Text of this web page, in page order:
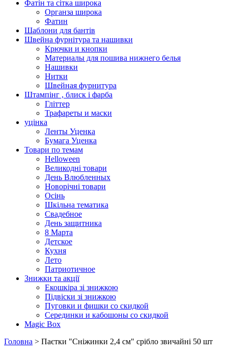
Фатін та сітка широка
Органза широка
Фатин
Шаблони для бантів
Швейна фурнітура та нашивки
Крючки и кнопки
Материалы для пошива нижнего белья
Нашивки
Нитки
Швейная фурнитура
Штампінг , блиск і фарба
Гліттер
Трафареты и маски
уцінка
Ленты Уценка
Бумага Уценка
Товари по темам
Helloween
Великодні товари
День Влюбленных
Новорічні товари
Осінь
Шкільна тематика
Свадебное
День защитника
8 Марта
Детское
Кухня
Лето
Патриотичное
Знижки та акції
Екошкіра зі знижкою
Підвіски зі знижкою
Пуговки и фишки со скидкой
Серединки и кабошоны со скидкой
Magic Box
Головна > Паєтки "Сніжинки 2,4 см" срібло звичайні 50 шт